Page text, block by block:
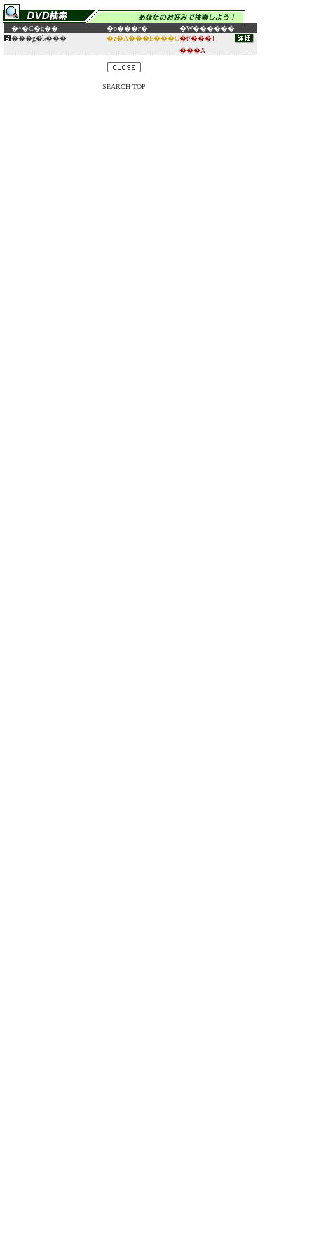
�^�C�g�� �o���ғ�
�W������
���͔g�̔ޕ���
�z�A���E���C�t/���}
���X
SEARCH TOP